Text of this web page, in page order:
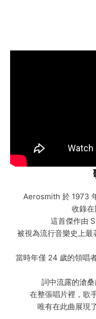
Aerosmith 於 1973
收錄在
這首傑作由
被視為流行音樂史上
當時年僅 24 歲的領唱
詞中流露的滄桑
在整張唱片裡，歌
唯有在此曲展現